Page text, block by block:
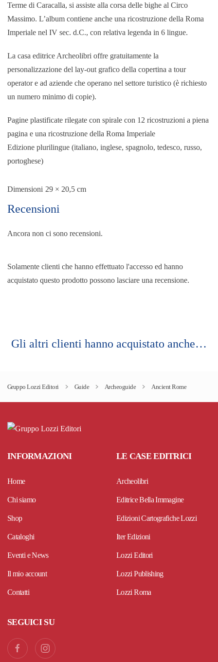
Terme di Caracalla, si assiste alla corsa delle bighe al Circo
Massimo. L’album contiene anche una ricostruzione della Roma
Imperiale nel IV sec. d.C., con relativa legenda in 6 lingue.
La casa editrice Archeolibri offre gratuitamente la
personalizzazione del lay-out grafico della copertina a tour
operator e ad aziende che operano nel settore turistico (è richiesto
un numero minimo di copie).
Pagine plastificate rilegate con spirale con 12 ricostruzioni a piena
pagina e una ricostruzione della Roma Imperiale
Edizione plurilingue (italiano, inglese, spagnolo, tedesco, russo,
portoghese)
Dimensioni 29 × 20,5 cm
Recensioni
Ancora non ci sono recensioni.
Solamente clienti che hanno effettuato l'accesso ed hanno
acquistato questo prodotto possono lasciare una recensione.
Gli altri clienti hanno acquistato anche…
Gruppo Lozzi Editori Guide Archeoguide Ancient Rome
INFORMAZIONI
Home
Chi siamo
Shop
Cataloghi
Eventi e News
Il mio account
Contatti
LE CASE EDITRICI
Archeolibri
Editrice Bella Immagine
Edizioni Cartografiche Lozzi
Iter Edizioni
Lozzi Editori
Lozzi Publishing
Lozzi Roma
SEGUICI SU